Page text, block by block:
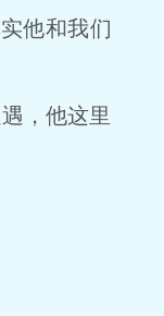
他和我们
，他这里